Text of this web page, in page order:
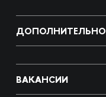
ДОПОЛНИТЕЛЬНО
ВАКАНСИИ